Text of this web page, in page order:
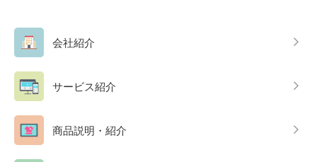
会社紹介
サービス紹介
商品説明・紹介